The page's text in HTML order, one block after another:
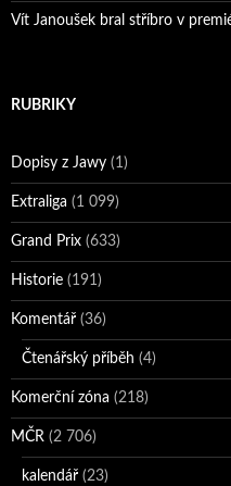
Vít Janoušek bral stříbro v
RUBRIKY
Dopisy z Jawy (1)
Extraliga (1 099)
Grand Prix (633)
Historie (191)
Komentář (36)
Čtenářský příběh (4)
Komerční zóna (218)
MČR (2 706)
kalendář (23)